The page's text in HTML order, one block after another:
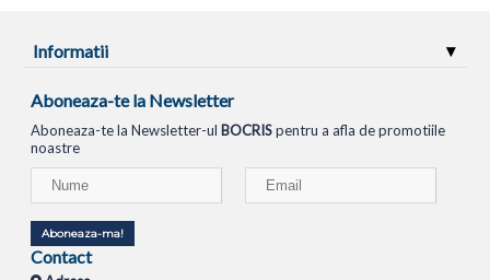
Informatii
Aboneaza-te la Newsletter
Aboneaza-te la Newsletter-ul BOCRISpentru a afla de promotiile
noastre
Aboneaza-ma!
Contact